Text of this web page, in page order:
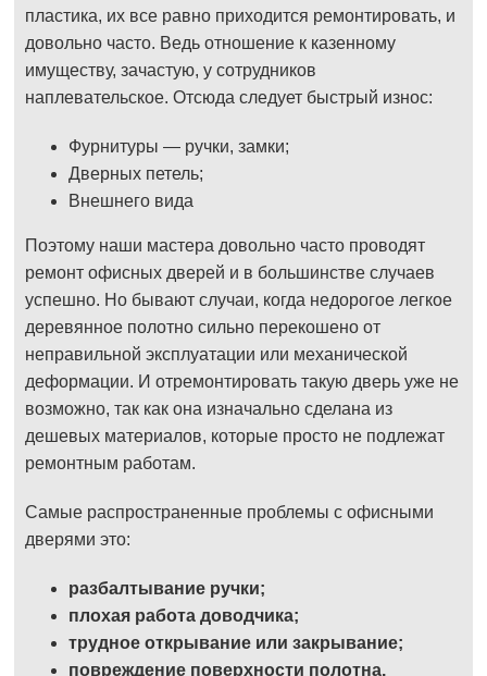
пластика, их все равно приходится ремонтировать, и
довольно часто. Ведь отношение к казенному
имуществу, зачастую, у сотрудников
наплевательское. Отсюда следует быстрый износ:
Фурнитуры — ручки, замки;
Дверных петель;
Внешнего вида
Поэтому наши мастера довольно часто проводят
ремонт офисных дверей и в большинстве случаев
успешно. Но бывают случаи, когда недорогое легкое
деревянное полотно сильно перекошено от
неправильной эксплуатации или механической
деформации. И отремонтировать такую дверь уже не
возможно, так как она изначально сделана из
дешевых материалов, которые просто не подлежат
ремонтным работам.
Самые распространенные проблемы с офисными
дверями это:
разбалтывание ручки;
плохая работа доводчика;
трудное открывание или закрывание;
повреждение поверхности полотна.